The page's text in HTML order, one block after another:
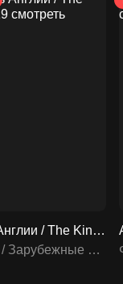
Король Англии / The King 2019 смотреть онлайн
Фильмы / Зарубежные фильмы